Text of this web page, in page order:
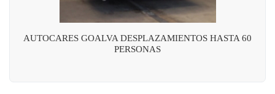
AUTOCARES GOALVA DESPLAZAMIENTOS HASTA 60
PERSONAS